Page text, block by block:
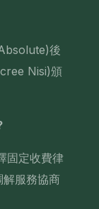
後
Nisi)頒
固定收費律
解服務協商